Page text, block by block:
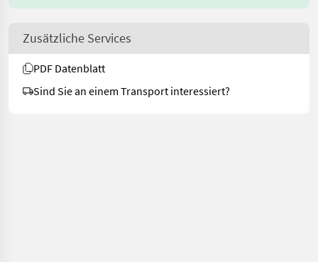
Zusätzliche Services
PDF Datenblatt
Sind Sie an einem Transport interessiert?